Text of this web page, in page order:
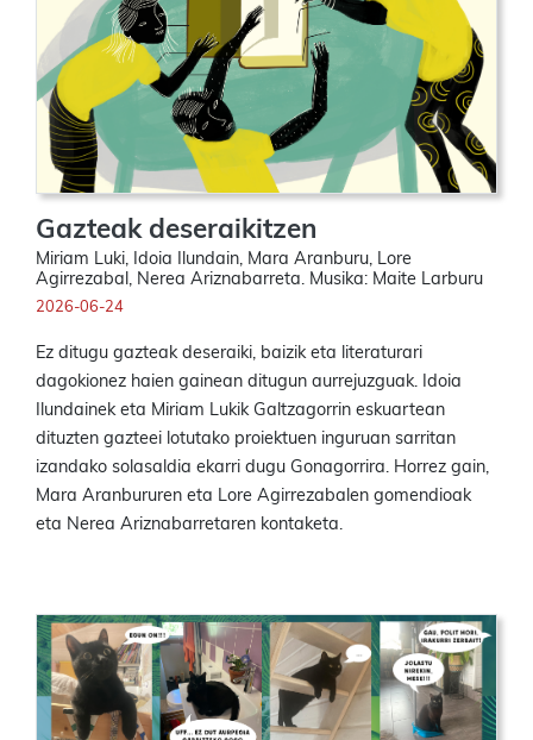
Gazteak deseraikitzen
Miriam Luki, Idoia Ilundain, Mara Aranburu, Lore
Agirrezabal, Nerea Ariznabarreta. Musika: Maite Larburu
2026-06-24
Ez ditugu gazteak deseraiki, baizik eta literaturari
dagokionez haien gainean ditugun aurrejuzguak. Idoia
Ilundainek eta Miriam Lukik Galtzagorrin eskuartean
dituzten gazteei lotutako proiektuen inguruan sarritan
izandako solasaldia ekarri dugu Gonagorrira. Horrez gain,
Mara Aranbururen eta Lore Agirrezabalen gomendioak
eta Nerea Ariznabarretaren kontaketa.